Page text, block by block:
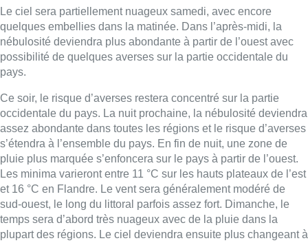
Le ciel sera partiellement nuageux samedi, avec encore
quelques embellies dans la matinée. Dans l’après-midi, la
nébulosité deviendra plus abondante à partir de l’ouest avec
possibilité de quelques averses sur la partie occidentale du
pays.
Ce soir, le risque d’averses restera concentré sur la partie
occidentale du pays. La nuit prochaine, la nébulosité deviendra
assez abondante dans toutes les régions et le risque d’averses
s’étendra à l’ensemble du pays. En fin de nuit, une zone de
pluie plus marquée s’enfoncera sur le pays à partir de l’ouest.
Les minima varieront entre 11 °C sur les hauts plateaux de l’est
et 16 °C en Flandre. Le vent sera généralement modéré de
sud-ouest, le long du littoral parfois assez fort. Dimanche, le
temps sera d’abord très nuageux avec de la pluie dans la
plupart des régions. Le ciel deviendra ensuite plus changeant à